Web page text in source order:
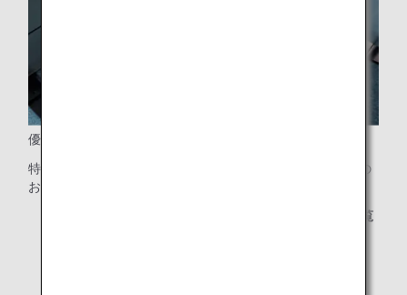
優先搭乗
特別なお手伝いが必要なお客様に続き、ファーストクラスの
お客様を優先的に機内へご案内いたします。
をご覧